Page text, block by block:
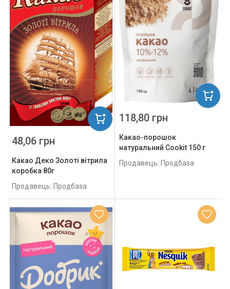
Какао Деко Золоті вітрила
коробка 80г
Продавець: Продбаза
48,06 грн
Какао-порошок
натуральний Cookit 150 г
Продавець: Продбаза
118,80 грн